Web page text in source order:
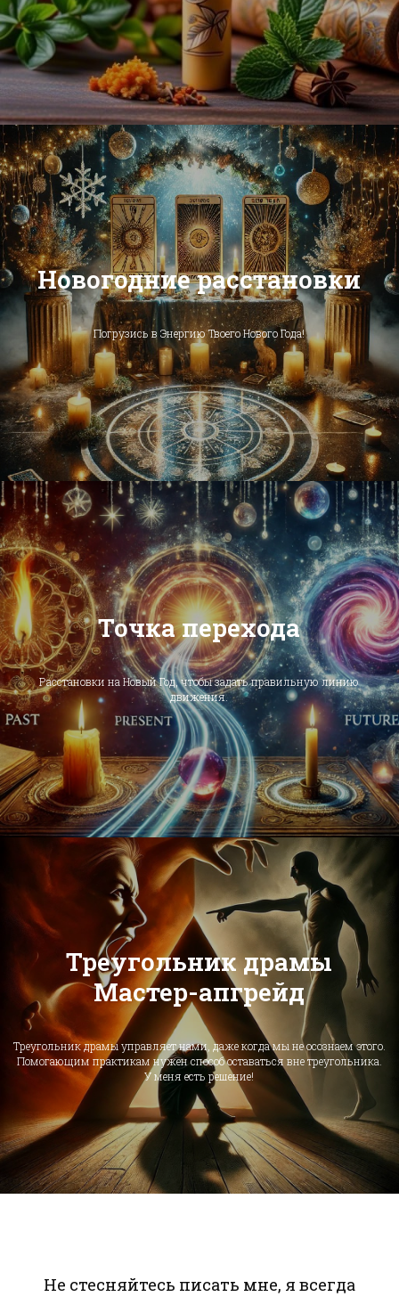
Новогодние расстановки
Погрузись в Энергию Твоего Нового Года!
Точка перехода
Расстановки на Новый Год, чтобы задать правильную линию
движения.
Треугольник драмы
Мастер-апгрейд
Треугольник драмы управляет нами, даже когда мы не осознаем этого.
Помогающим практикам нужен способ оставаться вне треугольника.
У меня есть решение!
Не стесняйтесь писать мне, я всегда